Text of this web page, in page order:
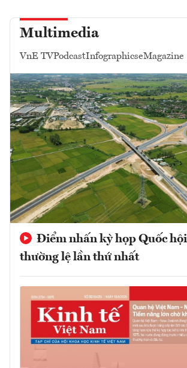
Multimedia
VnE TVPodcastInfographicseMagazine
Điểm nhấn kỳ họp Quốc
thường lệ lần thứ nhất